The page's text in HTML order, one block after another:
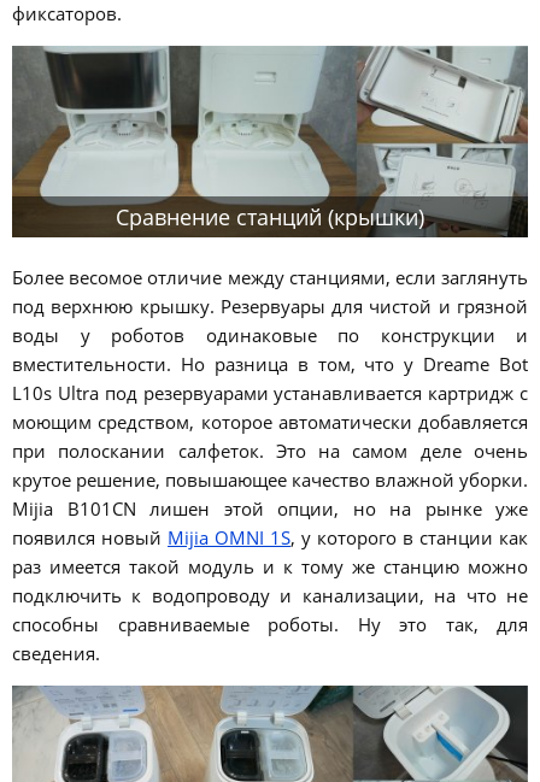
фиксаторов.
Сравнение станций (крышки)
Более весомое отличие между станциями, если заглянуть
под верхнюю крышку. Резервуары для чистой и грязной
воды у роботов одинаковые по конструкции и
вместительности. Но разница в том, что у Dreame Bot
L10s Ultra под резервуарами устанавливается картридж с
моющим средством, которое автоматически добавляется
при полоскании салфеток. Это на самом деле очень
крутое решение, повышающее качество влажной уборки.
Mijia B101CN лишен этой опции, но на рынке уже
появился новый Mijia OMNI 1S, у которого в станции как
раз имеется такой модуль и к тому же станцию можно
подключить к водопроводу и канализации, на что не
способны сравниваемые роботы. Ну это так, для
сведения.